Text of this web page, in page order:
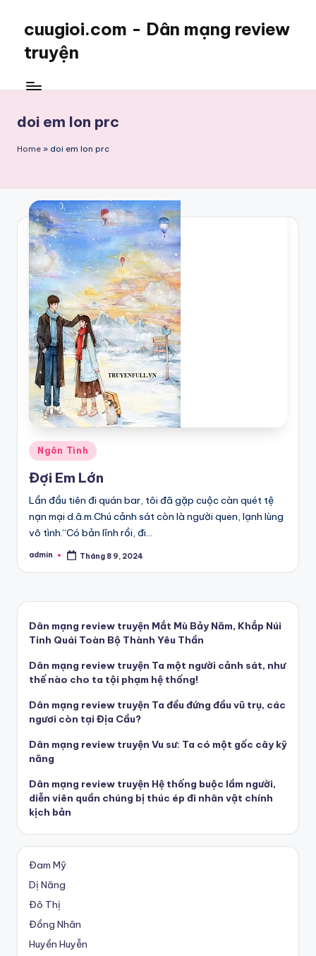
cuugioi.com - Dân mạng review
truyện
doi em lon prc
Home » doi em lon prc
Posted
in
Ngôn Tình
Đợi Em Lớn
Lần đầu tiên đi quán bar, tôi đã gặp cuộc càn quét tệ
nạn mại d.â.m.Chú cảnh sát còn là người quen, lạnh lùng
vô tình.“Có bản lĩnh rồi, đi…
Posted
admin Tháng 8 9, 2024
Dân mạng review truyện Mắt Mù Bảy Năm, Khắp Núi
Tinh Quái Toàn Bộ Thành Yêu Thần
Dân mạng review truyện Ta một người cảnh sát, như
thế nào cho ta tội phạm hệ thống!
Dân mạng review truyện Ta đều đứng đầu vũ trụ, các
ngươi còn tại Địa Cầu?
Dân mạng review truyện Vu sư: Ta có một gốc cây kỹ
năng
Dân mạng review truyện Hệ thống buộc lầm người,
diễn viên quần chúng bị thúc ép đi nhân vật chính
kịch bản
Đam Mỹ
Dị Năng
Đô Thị
Đồng Nhân
Huyền Huyễn